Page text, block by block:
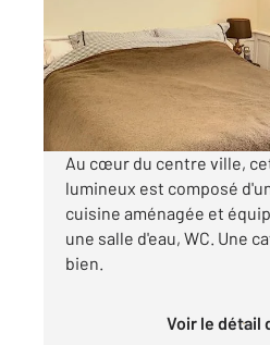
Appartement F3 à
670 €
par mois charges comprises
Au cœur du centre ville,
lumineux est composé
cuisine aménagée et
une salle d'eau, WC. Une
bien.
Voir le détail